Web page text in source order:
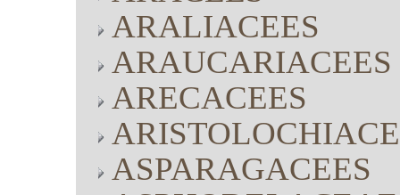
ARALIACEES
ARAUCARIACEES
ARECACEES
ASPARAGACEES